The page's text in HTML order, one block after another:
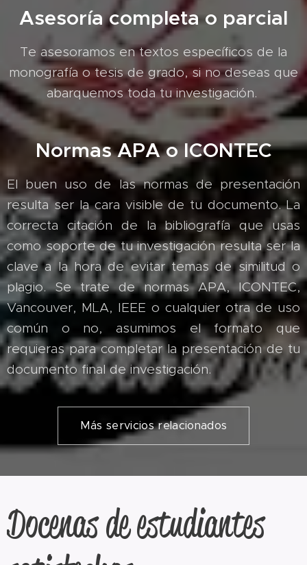
Asesoría completa o parcial
Te asesoramos en textos específicos de la
monografía o tesis de grado, si no deseas que
abarquemos toda tu investigación.
Normas APA o ICONTEC
El buen uso de las normas de presentación
resulta ser la cara visible de tu documento. La
correcta citación de la bibliografía que usas
como soporte de tu investigación resulta ser la
clave a la hora de evitar temas de similitud o
plagio. Se trate de normas APA, ICONTEC,
Vancouver, MLA, IEEE o cualquier otra de uso
común o no, asumimos el formato que
requieras para completar la presentación de tu
documento final de investigación.
Más servicios relacionados
Docenas de estudiantes